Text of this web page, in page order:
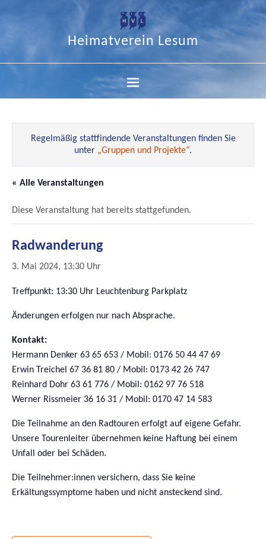
Heimatverein Lesum
Regelmäßig stattfindende Veranstaltungen finden Sie
unter „Gruppen und Projekte“.
« Alle Veranstaltungen
Diese Veranstaltung hat bereits stattgefunden.
Radwanderung
3. Mai 2024, 13:30 Uhr
Treffpunkt: 13:30 Uhr Leuchtenburg Parkplatz
Änderungen erfolgen nur nach Absprache.
Kontakt:
Hermann Denker 63 65 653 / Mobil: 0176 50 44 47 69
Erwin Treichel 67 36 81 80 / Mobil: 0173 42 26 747
Reinhard Dohr 63 61 776 / Mobil: 0162 97 76 518
Werner Rissmeier 36 16 31 / Mobil: 0170 47 14 583
Die Teilnahme an den Radtouren erfolgt auf eigene Gefahr.
Unsere Tourenleiter übernehmen keine Haftung bei einem
Unfall oder bei Schäden.
Die Teilnehmer:innen versichern, dass Sie keine
Erkältungssymptome haben und nicht ansteckend sind.